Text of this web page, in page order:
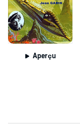
Aperçu